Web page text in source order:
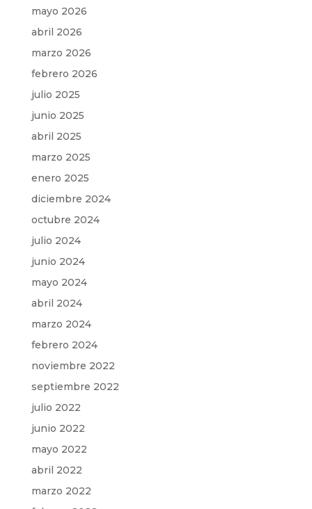
mayo 2026
abril 2026
marzo 2026
febrero 2026
julio 2025
junio 2025
abril 2025
marzo 2025
enero 2025
diciembre 2024
octubre 2024
julio 2024
junio 2024
mayo 2024
abril 2024
marzo 2024
febrero 2024
noviembre 2022
septiembre 2022
julio 2022
junio 2022
mayo 2022
abril 2022
marzo 2022